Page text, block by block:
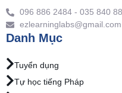
096 886 2484 - 035 840
ezlearninglabs@gmail.com
Danh Mục
Tuyển dụng
Tự học tiếng Pháp